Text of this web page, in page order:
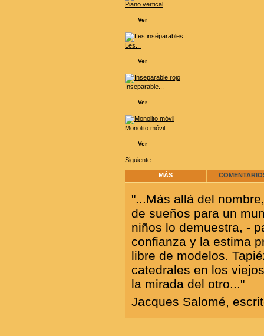
Piano vertical
Ver
Les...
Ver
Inseparable...
Ver
Monolito móvil
Ver
Siguiente
MÁS
"...Más allá del
de sueños para un
niños lo demuestra, -
confianza y la estima
libre de modelos.
catedrales en los
la mirada del otro..."
Jacques Salomé,